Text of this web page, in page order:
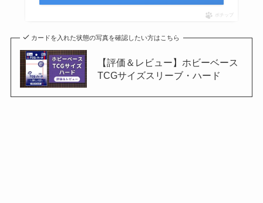
ポチップ
カードを入れた状態の写真を確認したい方はこちら
【評価＆レビュー】ホビーベース
TCGサイズスリーブ・ハード